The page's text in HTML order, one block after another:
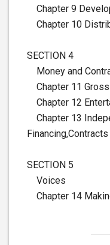
Chapter 9
Chapter 10
SECTION 4
Money and
Chapter 11
Chapter 12
Chapter 13
SECTION 5
Voices
Chapter 14